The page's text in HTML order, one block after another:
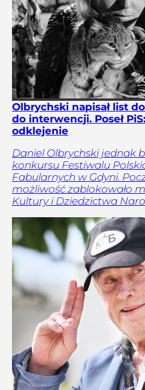
Olbrychski napisał list
do interwencji. Poseł
odklejenie
Daniel Olbrychski jednak
konkursu Festiwalu
Fabularnych w Gdyni.
możliwość zablokowało
Kultury i Dziedzictwa